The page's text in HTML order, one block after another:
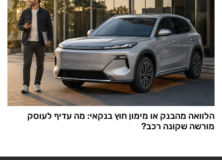
הלוואה מהבנק או מימון חוץ בנקאי: מה עדיף לעוסק
מורשה שקונה רכב?